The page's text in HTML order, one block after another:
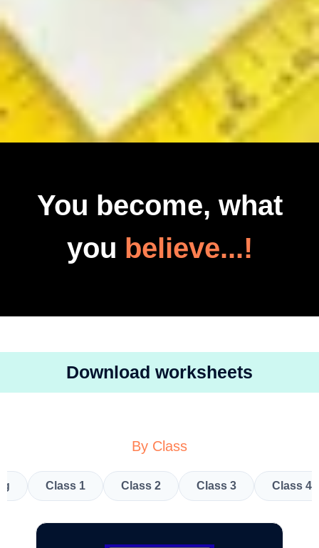
You become, what
you believe...!
Download worksheets
By Class
Class 1 Class 2 Class 3 Class 4